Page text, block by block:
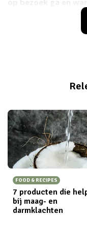
krijg. Hoewel mijn
gewend zijn, krijg
dan beter kan
vaker op de grond
en je levensduur.
FOOD & RECIPES
7 producten die
bij maag- en
darmklachten